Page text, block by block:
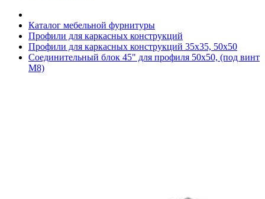
Каталог мебельной фурнитуры
Профили для каркасных конструкций
Профили для каркасных конструкций 35x35, 50x50
Соединительный блок 45" для профиля 50х50, (под винт
М8)